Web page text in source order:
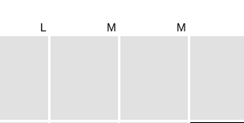
L M M